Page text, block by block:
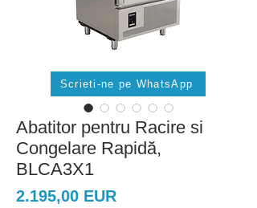
Abatitor pentru Racire si
Congelare Rapidă,
BLCA3X1
2.195,00 EURPreț
Scrieti-ne pe WhatsApp